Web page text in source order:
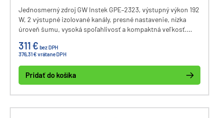
Jednosmerný zdroj GW Instek GPE–2323, výstupný výkon 192
W, 2 výstupné izolované kanály, presné nastavenie, nízka
úroveň šumu, vysoká spoľahlivosť a kompaktná veľkosť.
výstupného výkonu. Rozhranie pre vzdialené ovládanie
Remote I/O.
311 € bez DPH
376,31 € vrátane DPH
Pridať do košíka